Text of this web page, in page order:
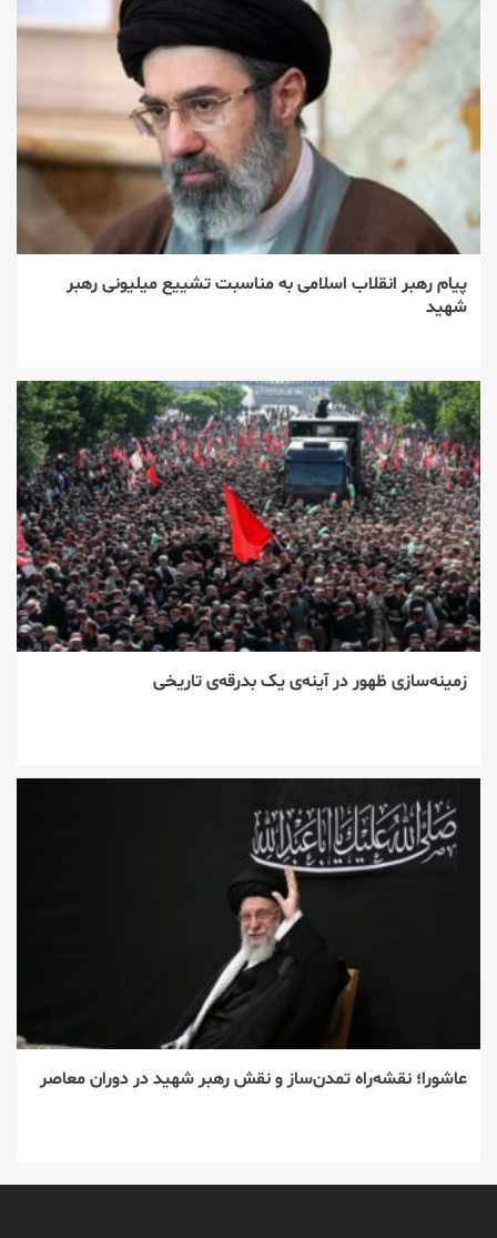
پیام رهبر انقلاب اسلامی به مناسبت تشییع میلیونی رهبر
شهید
زمینه‌سازی ظهور در آینه‌ی یک بدرقه‌ی تاریخی
عاشورا؛ نقشه‌راه تمدن‌ساز و نقش رهبر شهید در دوران معاصر